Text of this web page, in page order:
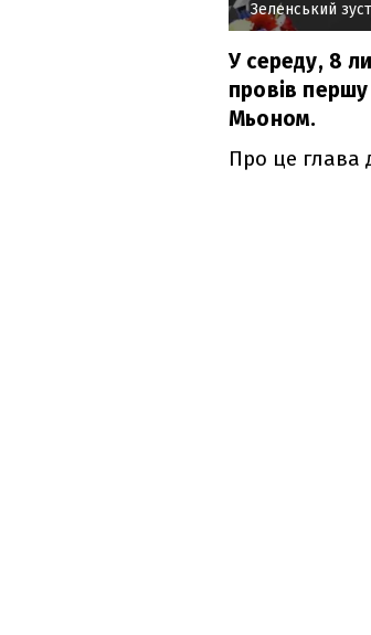
Зеленський
У середу, 8
провів першу
Мьоном.
Про це глава